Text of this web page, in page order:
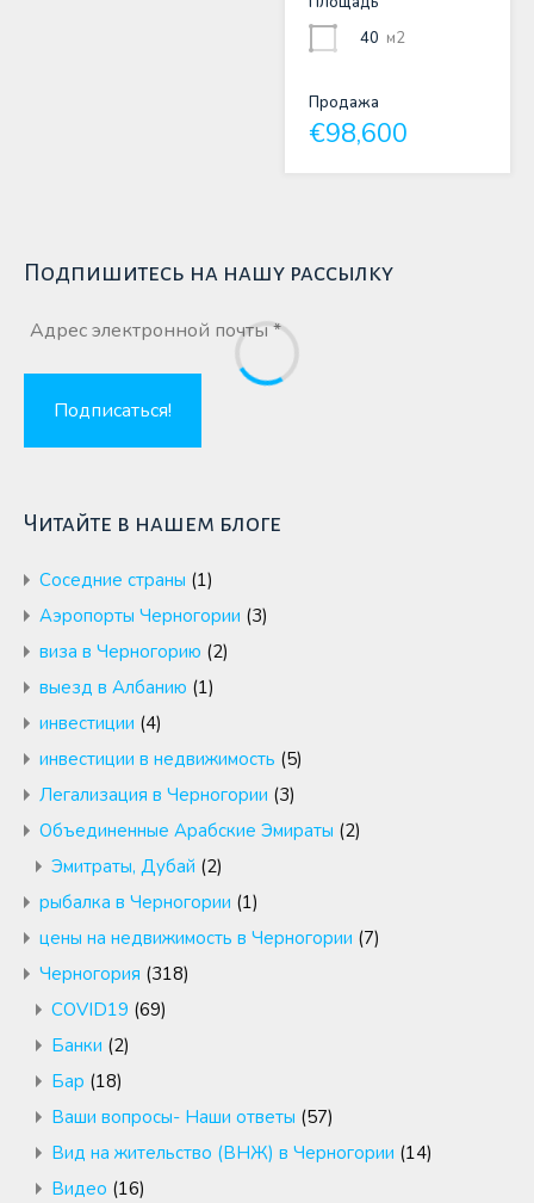
40 м2
Продажа
€98,600
Подпишитесь на нашу рассылку
Читайте в нашем блоге
Cоседние страны (1)
Аэропорты Черногории (3)
виза в Черногорию (2)
выезд в Албанию (1)
инвестиции (4)
инвестиции в недвижимость (5)
Легализация в Черногории (3)
Объединенные Арабские Эмираты (2)
Эмитраты, Дубай (2)
рыбалка в Черногории (1)
цены на недвижимость в Черногории (7)
Черногория (318)
COVID19 (69)
Банки (2)
Бар (18)
Ваши вопросы- Наши ответы (57)
Вид на жительство (ВНЖ) в Черногории (14)
Видео (16)